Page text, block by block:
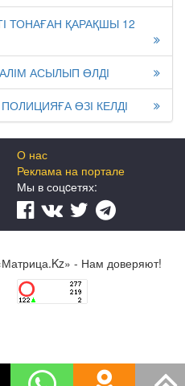
ТОНАҒАН ҚАРАҚШЫ 12
АСЫЛЫП ӨЛДІ
ӨЗІ КЕЛДІ
О нас
Реклама на портале
Мы в соцcетях:
- Нам доверяют!